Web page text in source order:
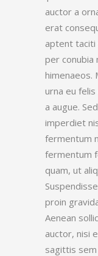
auctor a
erat
aptent
per conubia
himenaeos.
urna eu
a augue.
imperdiet
fermentum
fermentum
quam, ut
proin
Aenean
auctor, nisi
sagittis